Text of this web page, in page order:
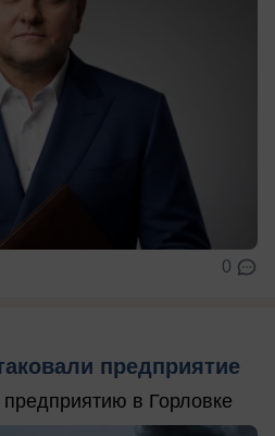
0
предприятие
в Горловке